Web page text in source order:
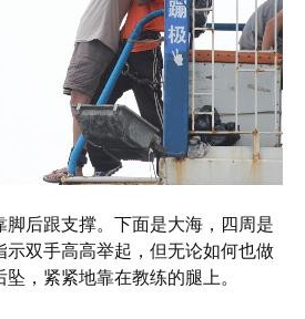
脚后跟支撑。下面是大海，四周是
示双手高高举起，但无论如何也做
，紧紧地靠在教练的腿上。